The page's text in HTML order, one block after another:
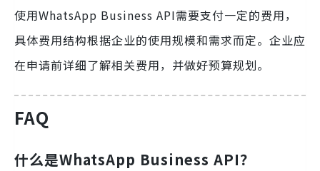
使用WhatsApp Business API需要支付一定的费用，
具体费用结构根据企业的使用规模和需求而定。企业应
在申请前详细了解相关费用，并做好预算规划。
FAQ
什么是WhatsApp Business API？